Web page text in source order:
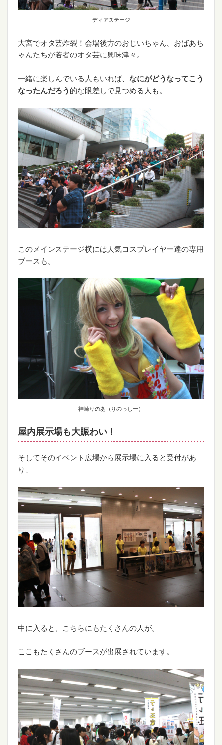
ディアステージ
大宮でオタ芸炸裂！会場後方のおじいちゃん、おばあち
ゃんたちが若者のオタ芸に興味津々。
一緒に楽しんでいる人もいれば、 なにがどうなってこう
なったんだろう 的な眼差しで見つめる人も。
このメインステージ横には人気コスプレイヤー達の専用
ブースも。
神崎りのあ（りのっしー）
屋内展示場も大賑わい！
そしてそのイベント広場から展示場に入ると受付があ
り、
中に入ると、こちらにもたくさんの人が。
ここもたくさんのブースが出展されています。